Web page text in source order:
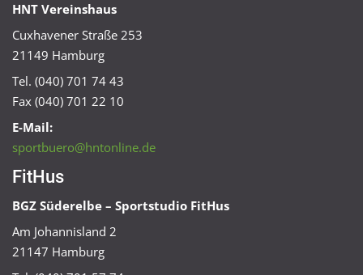
HNT Vereinshaus
Cuxhavener Straße 253
21149 Hamburg
Tel. (040) 701 74 43
Fax (040) 701 22 10
E-Mail:
sportbuero@hntonline.de
FitHus
BGZ Süderelbe – Sportstudio FitHus
Am Johannisland 2
21147 Hamburg